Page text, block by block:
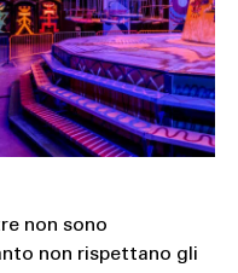
non sono
non rispettano gli